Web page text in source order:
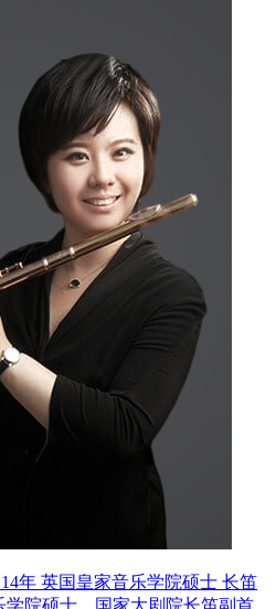
年 英国皇家音乐学院硕士 长笛